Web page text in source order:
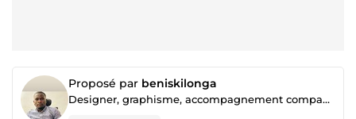
Proposé par beniskilonga
Designer, graphisme, accompagnement compagne facebook ADS